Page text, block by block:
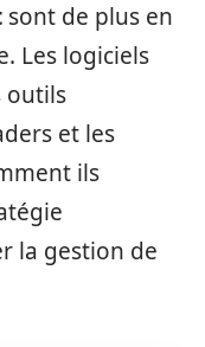
sont de plus en
Les logiciels
outils
et les
ils
la gestion de